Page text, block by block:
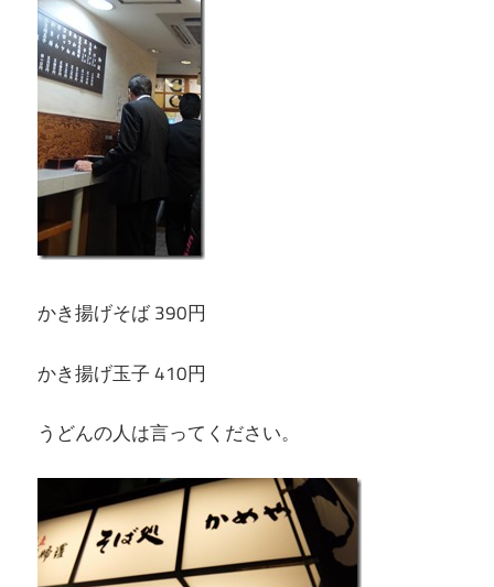
かき揚げそば 390円
かき揚げ玉子 410円
うどんの人は言ってください。